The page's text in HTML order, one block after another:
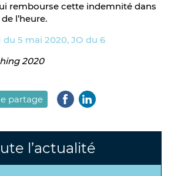
rembourse cette indemnité dans
l’heure.
du 5 mai 2020, JO du 6
2020
partage
l’actualité